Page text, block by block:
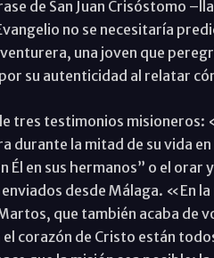
de San Juan Crisóstomo
no se necesitaría
una joven que
su autenticidad al relatar
tres testimonios misioneros:
durante la mitad de su vida
Él en sus hermanos” o el
desde Málaga. «En
que también acaba de
corazón de Cristo están